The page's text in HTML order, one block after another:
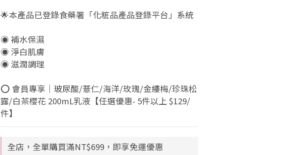
🌟本產品已登錄食藥署「化粧品產品登錄平台」系統
◉ 補水保濕
◉ 淨白肌膚
◉ 滋潤調理
⭕ 會員專享｜玻尿酸/薏仁/海洋/玫瑰/金縷梅/珍珠松
露/白茶櫻花 200mL乳液【任選優惠- 5件以上 $129/
件】
全店，全單購買滿NT$699，即享免運優惠